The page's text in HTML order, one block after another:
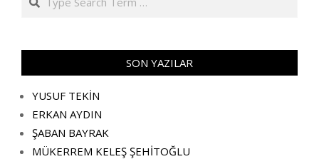
SON YAZILAR
YUSUF TEKİN
ERKAN AYDIN
ŞABAN BAYRAK
MÜKERREM KELEŞ ŞEHİTOĞLU